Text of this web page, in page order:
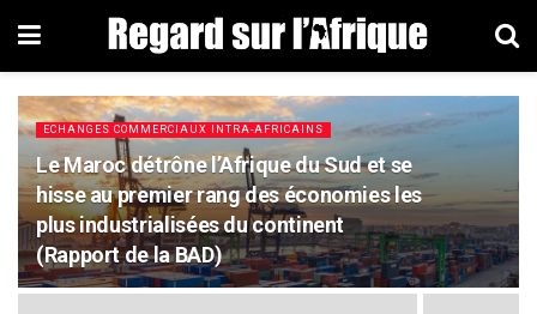
ECHANGES COMMERCIAUX INTRA-AFRICAINS
Le Maroc détrône l’Afrique du Sud et se
hisse au premier rang des économies les
plus industrialisées du continent
(Rapport de la BAD)